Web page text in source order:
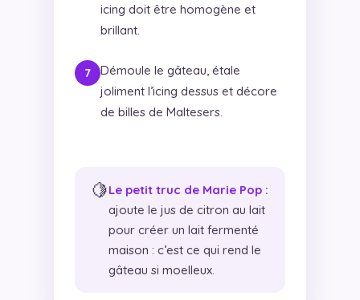
icing doit être homogène et
brillant.
Démoule le gâteau, étale
joliment l’icing dessus et décore
de billes de Maltesers.
🍋Le petit truc de Marie Pop :
ajoute le jus de citron au lait
pour créer un lait fermenté
maison : c’est ce qui rend le
gâteau si moelleux.